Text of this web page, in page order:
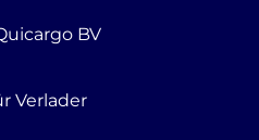
BV
Verlader